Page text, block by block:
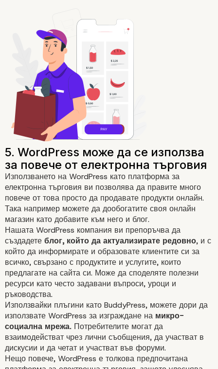
2. WordPress е безплатен и
за използване
Използването на WordPress като платформа за
електронна търговия ви позволява да правите много
повече от това просто да продавате продукти онлайн.
Така например можете да дообогатите своя онлайн
магазин като добавите към него и блог.
Нашата WordPress компания ви препоръчва да
създадете блог, който да актуализирате редовно, и с
който да информирате и образовате клиентите си за
всичко, свързано с продуктите и услугите, които
предлагате на сайта си. Може да споделяте полезни
ресурси като често задавани въпроси, уроци и
ръководства.
Използвайки плъгини като BuddyPress, можете дори да
използвате WordPress за изграждане на микро-
социална мрежа. Потребителите могат да
взаимодействат чрез лични съобщения, да участват в
дискусии и да четат и участват във форуми.
Нещо повече, WordPress е толкова предпочитана